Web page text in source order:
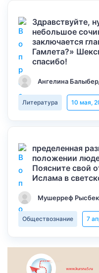
Здравствуйте,
небольшое
заключается
Гамлета?»
спасибо!
Ангелина
Литература 10 мая,
пределенная
положении
Поясните свой
Ислама в
Мушерреф
Обществознание 7